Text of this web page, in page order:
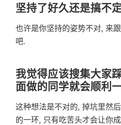
坚持了好久还是搞不
也许是你坚持的姿势不对, 来
吧.
我觉得应该搜集大家
面做的同学就会顺利
这种想法是不对的, 掉坑里然
的一环, 只有吃苦头才会让你